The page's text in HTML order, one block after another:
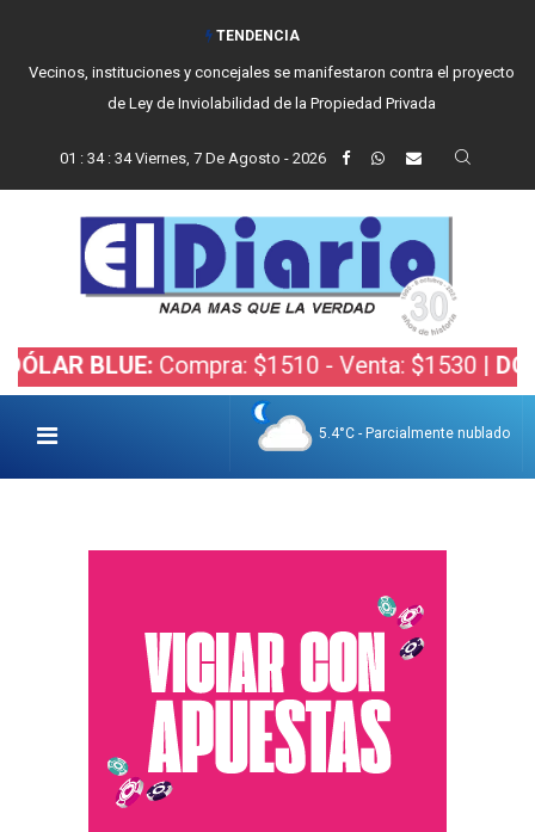
TENDENCIA
Vecinos, instituciones y concejales se manifestaron contra el proyecto
de Ley de Inviolabilidad de la Propiedad Privada
01 : 34: 35 Viernes, 7 De Agosto - 2026
BLUE: Compra: $1510 - Venta: $1530 |DÓLAR
5.4°C - Parcialmente nublado